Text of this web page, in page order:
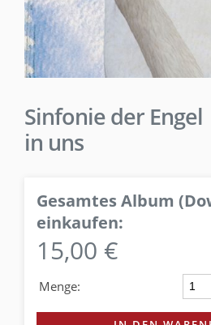
Sinfonie der
in uns
Gesamtes Album
einkaufen:
15,00 €
Menge: